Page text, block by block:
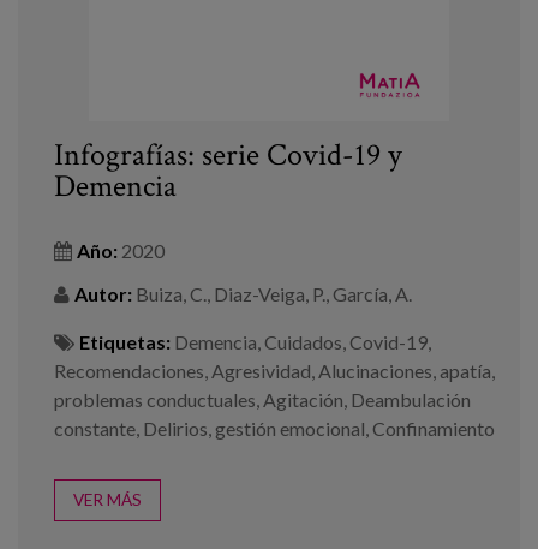
Infografías: serie Covid-19 y
Demencia
Año: 2020
Autor: Buiza, C., Diaz-Veiga, P., García, A.
Etiquetas: Demencia, Cuidados, Covid-19,
Recomendaciones, Agresividad, Alucinaciones, apatía,
problemas conductuales, Agitación, Deambulación
constante, Delirios, gestión emocional, Confinamiento
VER MÁS